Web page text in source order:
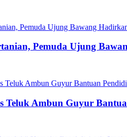
Pemuda Ujung
Teluk Ambun Guyur